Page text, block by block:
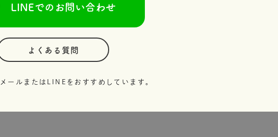
でのお問い合わせ
よくある質問
ールまたはLINEをおすすめしています。